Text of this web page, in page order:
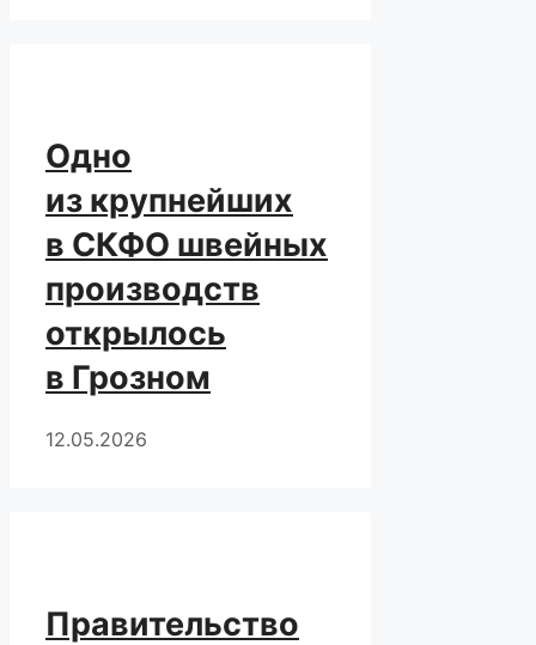
Одно
из крупнейших
в СКФО швейных
производств
открылось
в Грозном
12.05.2026
Правительство